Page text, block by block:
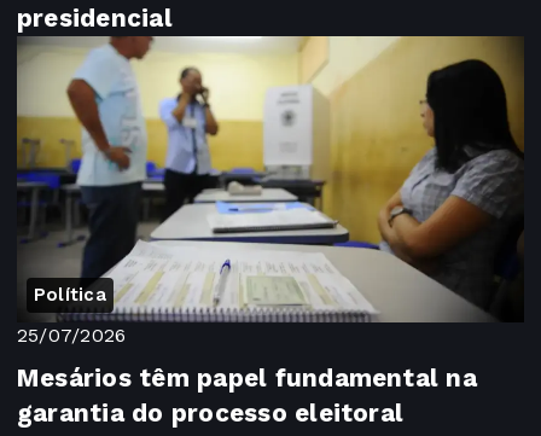
presidencial
Política
25/07/2026
Mesários têm papel fundamental na
garantia do processo eleitoral